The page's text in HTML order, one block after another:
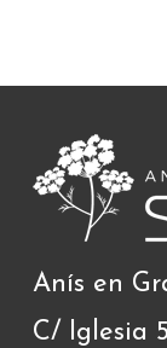
Anís en
C/ Iglesia